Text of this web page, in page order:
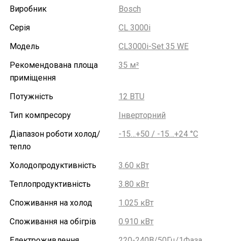
Виробник
Bosch
Серія
CL 3000i
Модель
CL3000i-Set 35 WE
Рекомендована площа
приміщення
35 м²
Потужність
12 BTU
Тип компресору
Інверторний
Діапазон роботи холод/
тепло
-15…+50 / -15…+24 °С
Холодопродуктивність
3.60 кВт
Теплопродуктивність
3.80 кВт
Споживання на холод
1.025 кВт
Споживання на обігрів
0.910 кВт